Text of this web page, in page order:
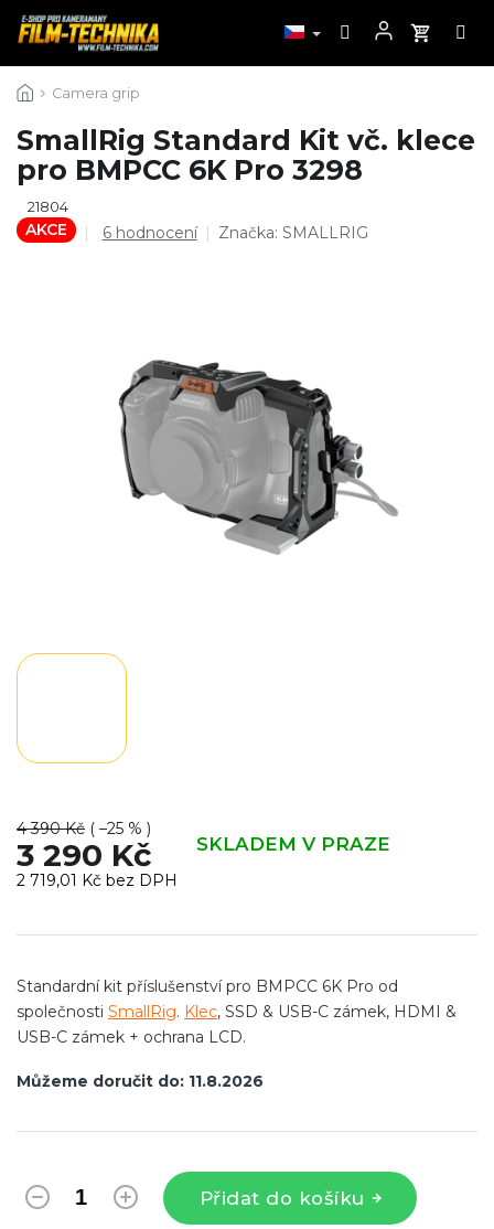
na
Camera grip
SmallRig Standard Kit vč. klece
pro BMPCC 6K Pro 3298
21804
AKCE
Průměrné
hvězdiček.
6 hodnocení Značka:SMALLRIG
4 390 Kč ( –25 % )
3 290 Kč SKLADEM V PRAZE
2 719,01 Kč bez DPH
cena:
Můžeme doručit do: 11.8.2026
Přidat do košíku
Standardní kit příslušenství pro BMPCC 6K Pro od
společnosti SmallRig. Klec, SSD & USB-C zámek, HDMI &
USB-C zámek + ochrana LCD.